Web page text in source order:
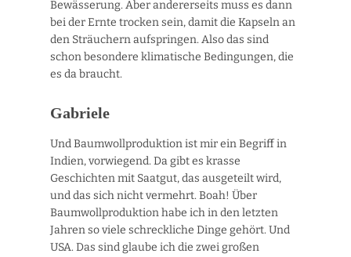
Bewässerung. Aber andererseits muss es dann
bei der Ernte trocken sein, damit die Kapseln an
den Sträuchern aufspringen. Also das sind
schon besondere klimatische Bedingungen, die
es da braucht.
Gabriele
Und Baumwollproduktion ist mir ein Begriff in
Indien, vorwiegend. Da gibt es krasse
Geschichten mit Saatgut, das ausgeteilt wird,
und das sich nicht vermehrt. Boah! Über
Baumwollproduktion habe ich in den letzten
Jahren so viele schreckliche Dinge gehört. Und
USA. Das sind glaube ich die zwei großen